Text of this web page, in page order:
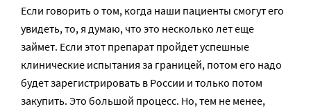
Если говорить о том, когда наши пациенты смогут его
увидеть, то, я думаю, что это несколько лет еще
займет. Если этот препарат пройдет успешные
клинические испытания за границей, потом его надо
будет зарегистрировать в России и только потом
закупить. Это большой процесс. Но, тем не менее,